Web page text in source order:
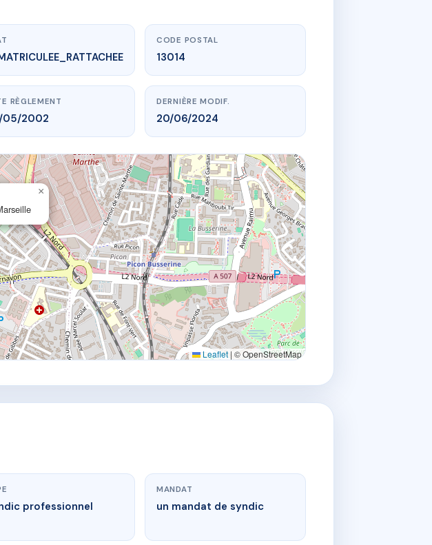
CODE POSTAL
13014
RÈGLEMENT
05/2002
DERNIÈRE MODIF.
20/06/2024
×
Leaflet | © OpenStreetMap
professionnel
MANDAT
un mandat de syndic